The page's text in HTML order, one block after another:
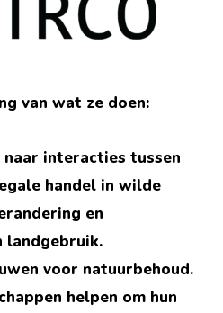
van wat ze doen:
naar interacties tussen
handel in wilde
en
landgebruik.
voor natuurbehoud.
helpen om hun